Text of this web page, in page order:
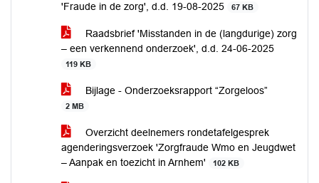
'Fraude in de zorg', d.d. 19-08-2025
67 KB
Raadsbrief 'Misstanden in de (langdurige) zorg
– een verkennend onderzoek', d.d. 24-06-2025
119 KB
Bijlage - Onderzoeksrapport “Zorgeloos”
2 MB
Overzicht deelnemers rondetafelgesprek
agenderingsverzoek 'Zorgfraude Wmo en Jeugdwet
– Aanpak en toezicht in Arnhem'
102 KB